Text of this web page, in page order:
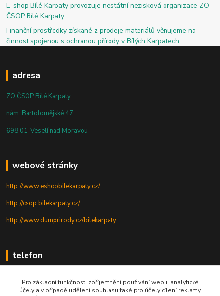
E-shop Bílé Karpaty provozuje nestátní nezisková organizace ZO
ČSOP Bílé Karpaty.
Finanční prostředky získané z prodeje materiálů věnujeme na
činnost spojenou s ochranou přírody v Bílých Karpatech.
adresa
ZO ČSOP Bílé Karpaty
nám. Bartolomějské 47
698 01 Veselí nad Moravou
webové stránky
http://www.eshopbilekarpaty.cz/
http://csop.bilekarpaty.cz/
http://www.dumprirody.cz/bilekarpaty
telefon
+420 727 880 789
Pro základní funkčnost, zpříjemnění používání webu, analytické
účely a v případě udělení souhlasu také pro účely cílení reklamy